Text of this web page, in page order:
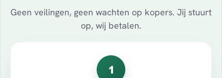
Geen veilingen, geen wachten op kopers. Jij stuurt
op, wij betalen.
1